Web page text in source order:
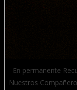
En permanente
Nuestros